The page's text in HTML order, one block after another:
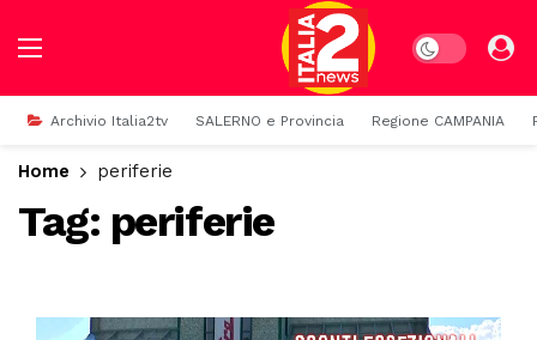
Dark mode
Archivio Italia2tv SALERNO e Provincia Regione CAMPANIA
Home periferie
Tag: periferie